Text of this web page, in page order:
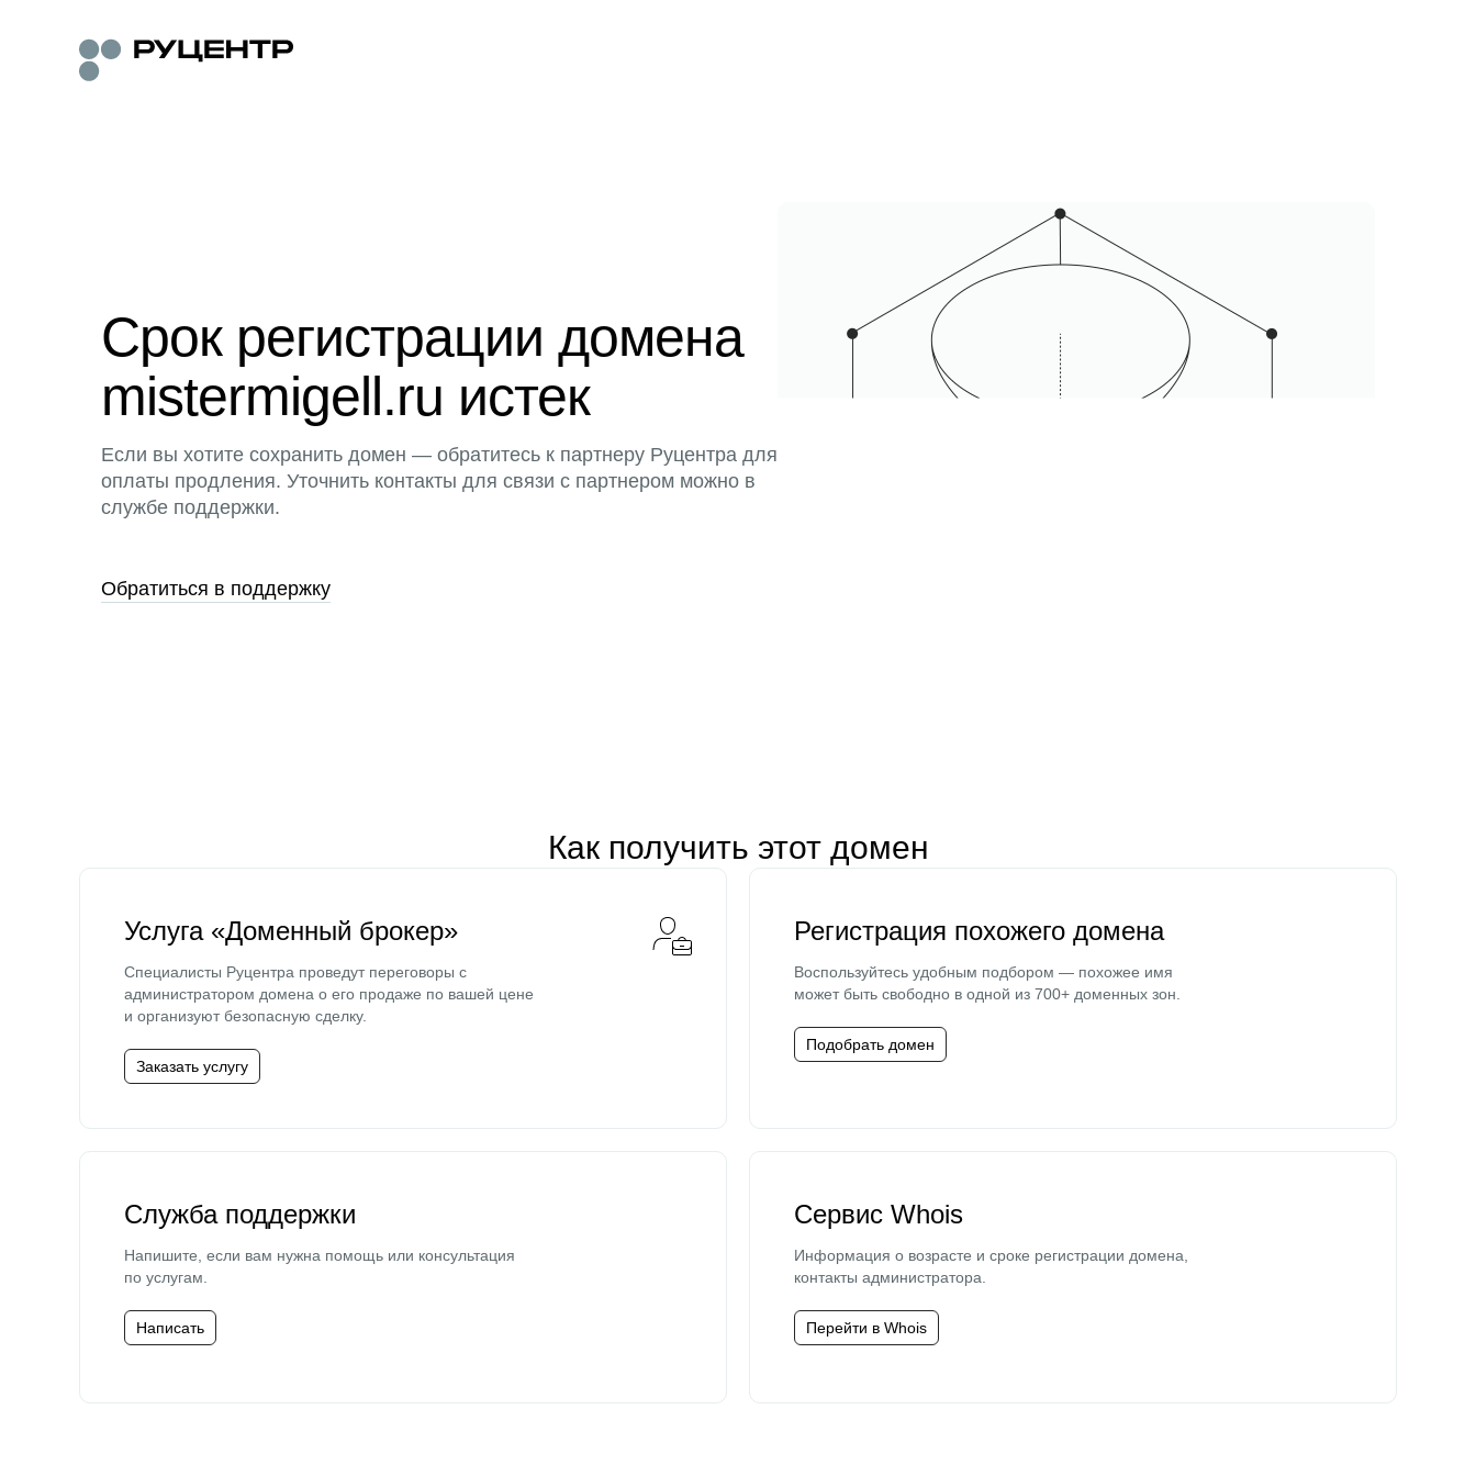
Срок регистрации домена
mistermigell.ru истек
Если вы хотите сохранить домен — обратитесь к партнеру Руцентра для
оплаты продления. Уточнить контакты для связи с партнером можно в
службе поддержки.
Обратиться в поддержку
Как получить этот домен
Услуга «Доменный брокер»
Специалисты Руцентра проведут переговоры с
администратором домена о его продаже по вашей цене
и организуют безопасную сделку.
Заказать услугу
Регистрация похожего домена
Воспользуйтесь удобным подбором — похожее имя
может быть свободно в одной из 700+ доменных зон.
Подобрать домен
Служба поддержки
Напишите, если вам нужна помощь или консультация
по услугам.
Написать
Сервис Whois
Информация о возрасте и сроке регистрации домена,
контакты администратора.
Перейти в Whois